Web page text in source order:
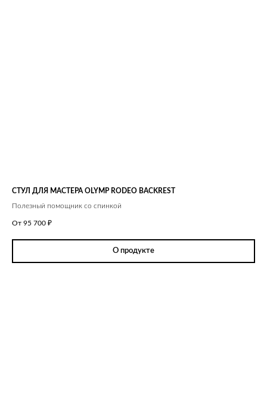
СТУЛ ДЛЯ МАСТЕРА OLYMP RODEO BACKREST
Полезный помощник со спинкой
От 95 700 ₽
О продукте